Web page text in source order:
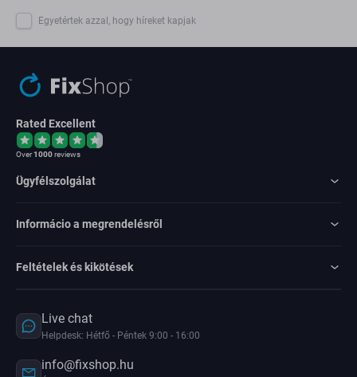
Egyetértek azzal, hogy híreket kapjak
Rated Excellent
Over1000reviews
Ügyfélszolgálat
Informácio a megrendelésről
Feltételek és kikötések
Live chat
Helpdesk: Hétfő - Péntek 9:00 - 16:00
info@fixshop.hu